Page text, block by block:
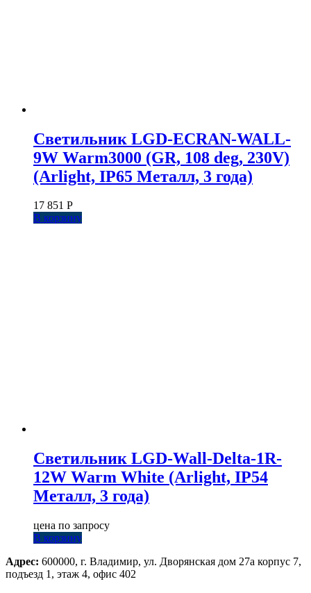
Светильник LGD-ECRAN-WALL-
9W Warm3000 (GR, 108 deg, 230V)
(Arlight, IP65 Металл, 3 года)
17 851 Р
В корзину
Светильник LGD-Wall-Delta-1R-
12W Warm White (Arlight, IP54
Металл, 3 года)
цена по запросу
В корзину
Адрес: 600000, г. Владимир, ул. Дворянская дом 27а корпус 7,
подъезд 1, этаж 4, офис 402